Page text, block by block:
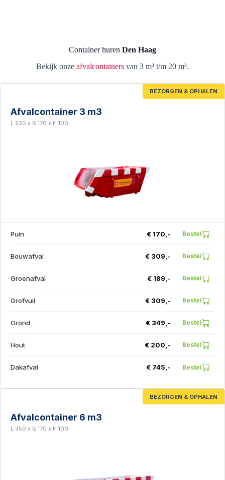
Container huren Den Haag
Bekijk onze afvalcontainers van 3 m³ t/m 20 m³.
BEZORGEN & OPHALEN
Afvalcontainer 3 m3
L 220 x B 170 x H 100
Puin € 170,- Bestel
Bouwafval € 309,- Bestel
Groenafval € 189,- Bestel
Grofvuil € 309,- Bestel
Grond € 349,- Bestel
Hout € 200,- Bestel
Dakafval € 745,- Bestel
BEZORGEN & OPHALEN
Afvalcontainer 6 m3
L 350 x B 170 x H 100